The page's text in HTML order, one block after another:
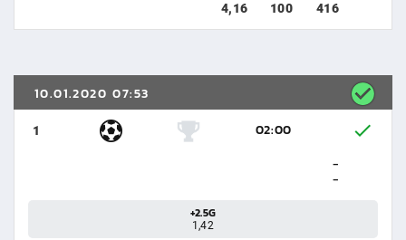
4,16
100
416
10.01.2020 07:53
1
02:00
-
-
+2.5G
1,42